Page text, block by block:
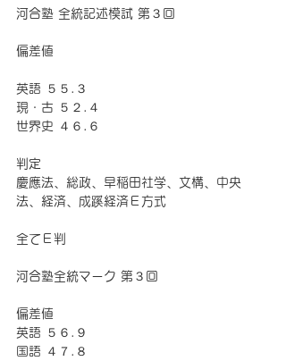
河合塾 全統記述模試 第３回
偏差値
英語 ５５.３
現・古 ５２.４
世界史 ４６.６
判定
慶應法、総政、早稲田社学、文構、中央
法、経済、成蹊経済Ｅ方式
全てＥ判
河合塾全統マーク 第３回
偏差値
英語 ５６.９
国語 ４７.８